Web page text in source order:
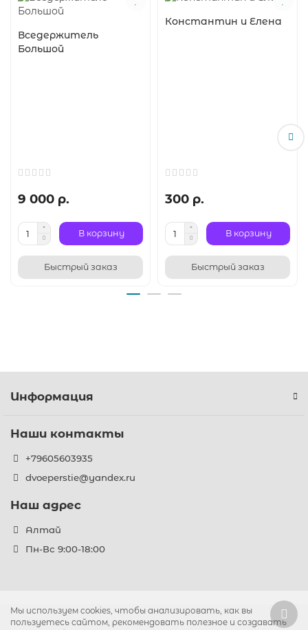
Вседержитель
Большой
9 000 р.
В корзину
Быстрый заказ
Константин и Елена
300 р.
В корзину
Быстрый заказ
Мы используем cookies, чтобы анализировать, как вы
пользуетесь сайтом, рекомендовать полезное и создавать
Информация
Наши контакты
+79605603935
dvoeperstie@yandex.ru
Наш адрес
Алтай
Пн-Вс 9:00-18:00